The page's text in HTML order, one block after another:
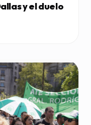
y el duelo